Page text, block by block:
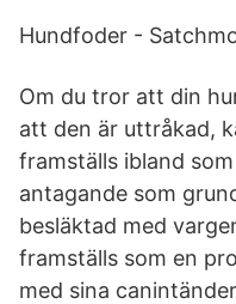
Hundfoder -
Om du tror att din
att den är uttråkad,
framställs ibland
antagande som
besläktad med
framställs som en
med sina